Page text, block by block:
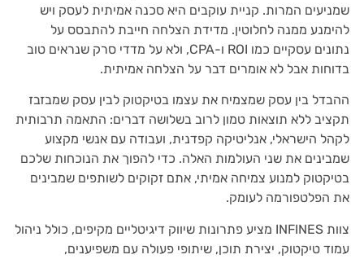
שמניעים המרות. קניית עוקבים היא סכנה אמיתית לעסק ויש
להימנע ממנה לחלוטין. מדידת הצלחה חייבת להתבסס על
נתונים עסקיים כמו ROI ו-CPA, ולא על מדדי סרק שנראים טוב
בדוחות אבל לא אומרים דבר על הצלחה אמיתית.
ההבדל בין עסק שמצמיח את עצמו בטיקטוק לבין עסק שמבזבז
תקציב ללא תוצאות טמון לרוב בשלושה דברים: התאמה תרבותית
לקהל הישראלי, אנליטיקה קפדנית, ועבודה עם אנשי מקצוע
שמבינים את שני העולמות האלה. כדי להפוך את הנוכחות שלכם
בטיקטוק למנוע צמיחה אמיתי, אתם זקוקים לשותפים שמבינים
את הפלטפורמה לעומק.
צוות INFINES מציע פתרונות שיווק דיגיטליים מקיפים, כולל ניהול
עמוד טיקטוק, יצירת תוכן, שיתופי פעולה עם משפיענים,